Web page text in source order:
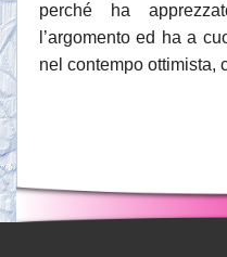
perché ha
l’argomento ed ha a
nel contempo ottimista,